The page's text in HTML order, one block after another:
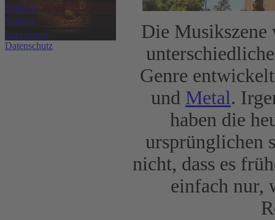
Surftips
Statistik
Impressum
Datenschutz
Die Musikszene
Genre
und Metal.
haben die
ursprünglichen
nicht, dass es
einfach nur,